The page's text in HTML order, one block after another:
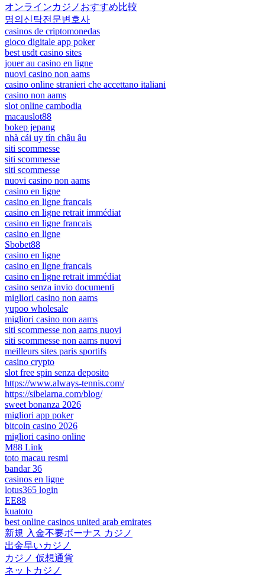
オンラインカジノおすすめ比較
명의신탁전문변호사
casinos de criptomonedas
gioco digitale app poker
best usdt casino sites
jouer au casino en ligne
nuovi casino non aams
casino online stranieri che accettano italiani
casino non aams
slot online cambodia
macauslot88
bokep jepang
nhà cái uy tín châu âu
siti scommesse
siti scommesse
siti scommesse
nuovi casino non aams
casino en ligne
casino en ligne francais
casino en ligne retrait immédiat
casino en ligne francais
casino en ligne
Sbobet88
casino en ligne
casino en ligne francais
casino en ligne retrait immédiat
casino senza invio documenti
migliori casino non aams
yupoo wholesale
migliori casino non aams
siti scommesse non aams nuovi
siti scommesse non aams nuovi
meilleurs sites paris sportifs
casino crypto
slot free spin senza deposito
https://www.always-tennis.com/
https://sibelarna.com/blog/
sweet bonanza 2026
migliori app poker
bitcoin casino 2026
migliori casino online
M88 Link
toto macau resmi
bandar 36
casinos en ligne
lotus365 login
EE88
kuatoto
best online casinos united arab emirates
新規 入金不要ボーナス カジノ
出金早いカジノ
カジノ 仮想通貨
ネットカジノ